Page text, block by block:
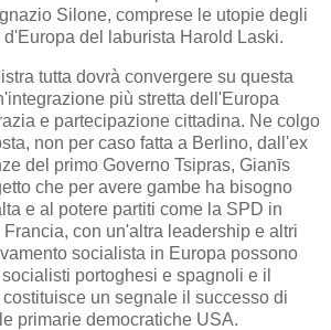
Silone, comprese le utopie degli
del laburista Harold Laski.
tutta dovrà convergere su questa
più stretta dell'Europa
e partecipazione cittadina. Ne colgo
non per caso fatta a Berlino, dall'ex
del primo Governo Tsipras, Gianīs
che per avere gambe ha bisogno
e al potere partiti come la SPD in
con un'altra leadership e altri
socialista in Europa possono
portoghesi e spagnoli e il
costituisce un segnale il successo di
primarie democratiche USA.